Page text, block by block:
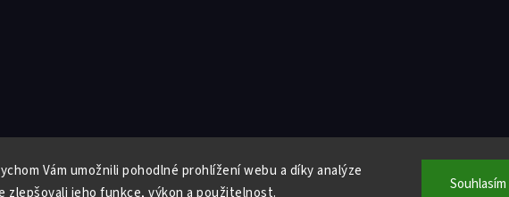
Vám umožnili pohodlné prohlížení webu a díky analýze
zlepšovali jeho funkce, výkon a použitelnost.
Souhlasím
Copyright 2026Butterfly Wonderland. Všechna práva vyhrazena.